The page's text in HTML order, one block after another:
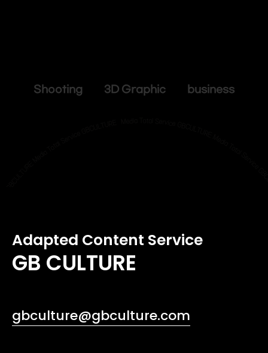
Shooting 3D Graphic business
Adapted Content Service
GB CULTURE
gbculture@gbculture.com